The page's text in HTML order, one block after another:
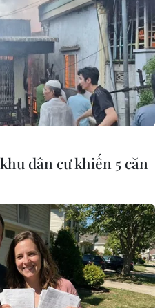
đang vãn cảnh tại chùa. (Ảnh:
dân cư khiến 5 căn